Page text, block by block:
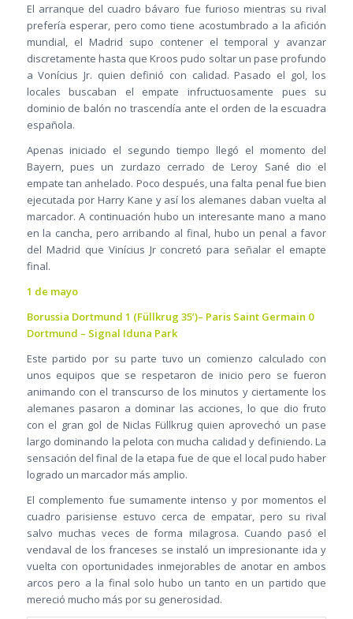
El arranque del cuadro bávaro fue furioso mientras su rival
prefería esperar, pero como tiene acostumbrado a la afición
mundial, el Madrid supo contener el temporal y avanzar
discretamente hasta que Kroos pudo soltar un pase profundo
a Vonícius Jr. quien definió con calidad. Pasado el gol, los
locales buscaban el empate infructuosamente pues su
dominio de balón no trascendía ante el orden de la escuadra
española.
Apenas iniciado el segundo tiempo llegó el momento del
Bayern, pues un zurdazo cerrado de Leroy Sané dio el
empate tan anhelado. Poco después, una falta penal fue bien
ejecutada por Harry Kane y así los alemanes daban vuelta al
marcador. A continuación hubo un interesante mano a mano
en la cancha, pero arribando al final, hubo un penal a favor
del Madrid que Vinícius Jr concretó para señalar el emapte
final.
1 de mayo
Borussia Dortmund 1 (Füllkrug 35’)– Paris Saint Germain 0
Dortmund – Signal Iduna Park
Este partido por su parte tuvo un comienzo calculado con
unos equipos que se respetaron de inicio pero se fueron
animando con el transcurso de los minutos y ciertamente los
alemanes pasaron a dominar las acciones, lo que dio fruto
con el gran gol de Niclas Füllkrug quien aprovechó un pase
largo dominando la pelota con mucha calidad y definiendo. La
sensación del final de la etapa fue de que el local pudo haber
logrado un marcador más amplio.
El complemento fue sumamente intenso y por momentos el
cuadro parisiense estuvo cerca de empatar, pero su rival
salvo muchas veces de forma milagrosa. Cuando pasó el
vendaval de los franceses se instaló un impresionante ida y
vuelta con oportunidades inmejorables de anotar en ambos
arcos pero a la final solo hubo un tanto en un partido que
mereció mucho más por su generosidad.